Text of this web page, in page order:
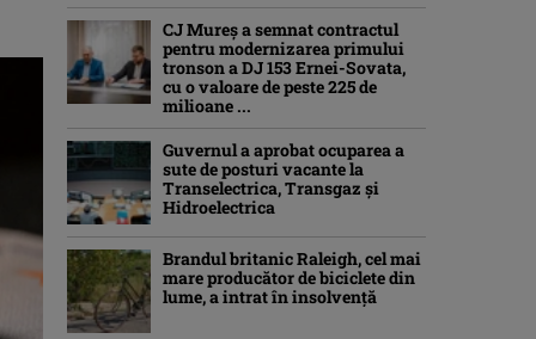
CJ Mureș a semnat contractul
pentru modernizarea primului
tronson a DJ 153 Ernei-Sovata,
cu o valoare de peste 225 de
milioane ...
Guvernul a aprobat ocuparea a
sute de posturi vacante la
Transelectrica, Transgaz și
Hidroelectrica
Brandul britanic Raleigh, cel mai
mare producător de biciclete din
lume, a intrat în insolvență